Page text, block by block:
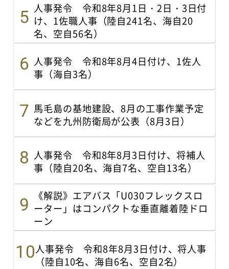
人事発令 令和8年8月1日・2日・3日付
け、1佐職人事（陸自241名、海自20
名、空自56名）
人事発令 令和8年8月4日付け、1佐人
事（海自3名）
馬毛島の基地建設、8月の工事作業予定
などを九州防衛局が公表（8月3日）
人事発令 令和8年8月3日付け、将補人
事（陸自20名、海自7名、空自13名）
《解説》エアバス「U030フレックスロ
ーター」はコンパクトな垂直離着陸ドロ
ーン
人事発令 令和8年8月3日付け、将人事
（陸自10名、海自6名、空自2名）